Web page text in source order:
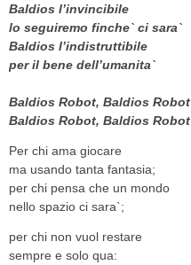
Baldios l’invincibile
lo seguiremo finche` ci sara`
Baldios l’indistruttibile
per il bene dell’umanita`
Baldios Robot, Baldios Robot
Baldios Robot, Baldios Robot
Per chi ama giocare
ma usando tanta fantasia;
per chi pensa che un mondo
nello spazio ci sara`;
per chi non vuol restare
sempre e solo qua: